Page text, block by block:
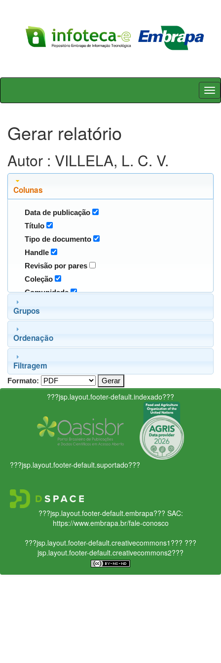
Skip
Gerar relatório
Autor : VILLELA, L. C. V.
Colunas
Data de publicação
Título
Tipo de documento
Handle
Revisão por pares
Coleção
Comunidade
Grupos
Ordenação
Filtragem
Formato:
???jsp.layout.footer-default.indexado???
???jsp.layout.footer-default.suportado???
???jsp.layout.footer-default.embrapa??? SAC:
https://www.embrapa.br/fale-conosco
???jsp.layout.footer-default.creativecommons1??? ???
jsp.layout.footer-default.creativecommons2???